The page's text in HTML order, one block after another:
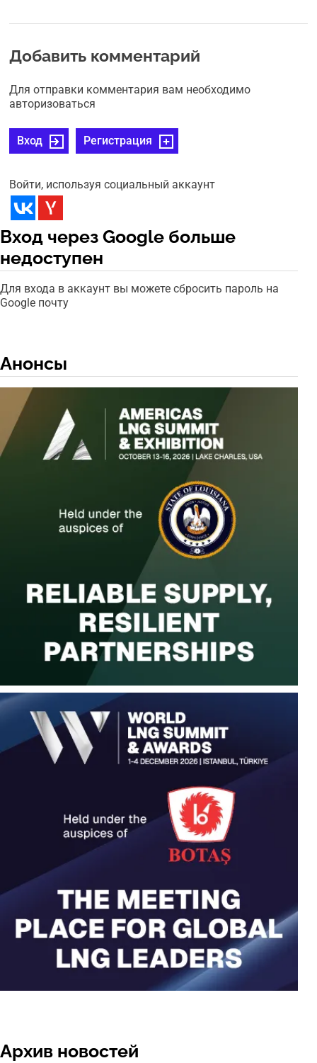
Добавить комментарий
Для отправки комментария вам необходимо
авторизоваться
Вход Регистрация
Войти, используя социальный аккаунт
Вход через Google больше
недоступен
Для входа в аккаунт вы можете сбросить пароль на
Google почту
Анонсы
Архив новостей